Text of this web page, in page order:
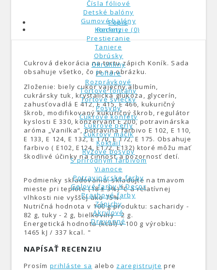
Čísla fóliové
Detské balóny
Gumové balóny
Konfety
Prestieranie
Taniere
Obrúsky
Okrúhliny
Poháre
Rozprávkové
Tortové fontány
Tortové sviečky
Posypy
Cukrové konfety
Cukrové perly
Cukrový máčik
Koktail
Ryžové posypy
S prírodným farbivom
Vianoce
Potravinárske farby
Gelové farby K Decor
Prachové farby
Zápichy
Akrylové
Drevenné
Popis
Recenzie (0)
Cukrová dekorácia na tortu zápich Koník. Sada
obsahuje všetko, čo je na obrázku.
Zloženie: biely cukor vaječný albumín,
cukrársky tuk, kryštalická glukóza, glycerín,
zahusťovadlá E 412, E 415, E 466, kukuričný
škrob, modifikovaný kukuričný škrob, regulátor
kyslosti E 330, konzervant E 200, potravinárska
aróma „Vanilka“, potravina farbivo Е 102, Е 110,
Е 133, Е 124, Е 132, Е 170, Е 172, Е 175. Obsahuje
farbivo ( Е102, Е124, Е172, Е132) ktoré môžu mať
škodlivé účinky na činnosť a pozornosť detí.
Podmienky skladovania: skladujte na tmavom
mieste pri teplote (18 ± 3%) ⁰С a relatívnej
vlhkosti nie vyššej ako 75%.
Nutričná hodnota v 100 g produktu: sacharidy -
82 g, tuky - 2 g, bielkoviny - 2 g.
Energetická hodnota (kcal) v 100 g výrobku:
1465 kJ / 337 kcal. "
NAPÍSAŤ RECENZIU
Prosím prihláste sa alebo zaregistrujte pre